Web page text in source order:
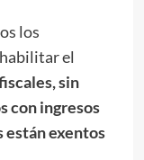
los
el
sin
con ingresos
están exentos